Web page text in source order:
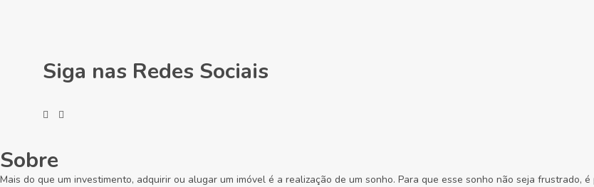
Siga nas Redes Sociais
Sobre
Mais do que um investimento, adquirir ou alugar um imóvel é a realização de um sonho. Para que esse sonho não seja